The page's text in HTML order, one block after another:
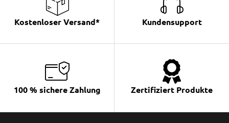
Kostenloser Versand* Kundensupport
100 % sichere Zahlung Zertifiziert Produkte